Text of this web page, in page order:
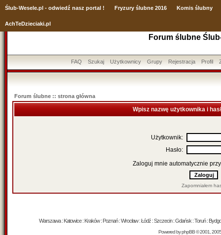
Ślub-Wesele.pl - odwiedź nasz portal ! Fryzury ślubne 2016 Komis ślubny
AchTeDzieciaki.pl
Forum ślubne
FAQ Szukaj Użytkownicy Grupy Rejestracja Profil
Forum ślubne :: strona główna
Wpisz nazwę użytkownika i
Użytkownik:
Hasło:
Zaloguj mnie automatycznie
Zapomniałem
Warszawa : Katowice : Kraków : Poznań : Wrocław : Łódź : Szczecin : Gdańsk : Toruń :
Powered byphpBB© 2001,